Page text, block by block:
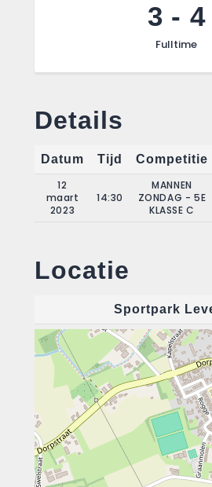
3- 4
Fulltime
Details
Datum Tijd Competitie
12
maart
2023
14:30
MANNEN
ZONDAG - 5E
KLASSE C
Locatie
Sportpark